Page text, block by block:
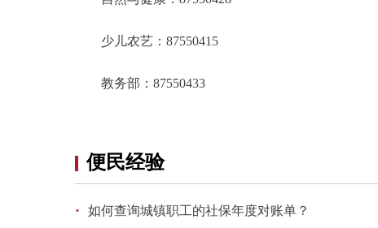
少儿农艺：87550415
教务部：87550433
便民经验
· 如何查询城镇职工的社保年度对账单？